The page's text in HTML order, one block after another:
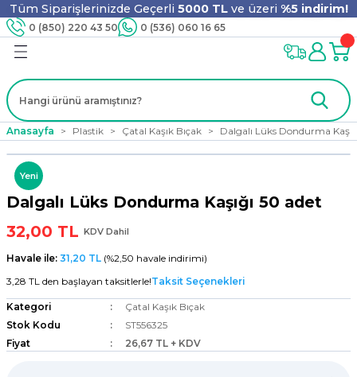
Tüm Siparişlerinizde Geçerli 5000 TLve üzeri %5 indirim!
0 (850) 220 43 50 0 (536) 060 16 65
Geri Dön
Geri Dön
Ürünleri
Geri Dön
Geri Dön
Tahta Karıştırıcı
Geri Dön
Geri Dön
Geri Dön
Geri Dön
Anasayfa Plastik Çatal Kaşık Bıçak Dalgalı Lüks Dondurma
Yeni
Dalgalı Lüks Dondurma Kaşığı 50 adet
32,00 TL KDV Dahil
Havale ile: 31,20 TL (%2,50 havale indirimi)
3,28 TL den başlayan taksitlerle!Taksit Seçenekleri
Kategori
Çatal Kaşık Bıçak
Stok Kodu
ST556325
Fiyat
26,67 TL + KDV